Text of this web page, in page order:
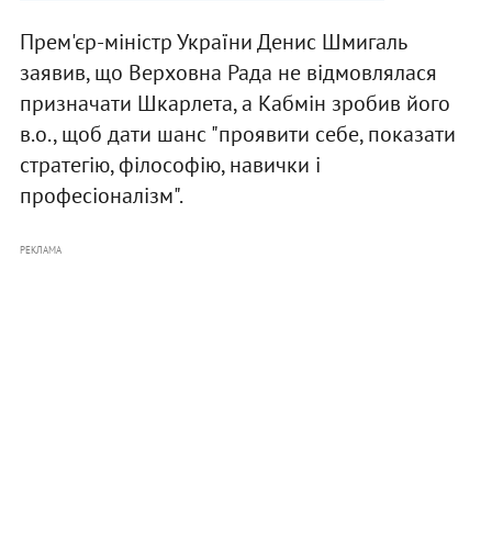
Прем'єр-міністр України Денис Шмигаль
заявив, що Верховна Рада не відмовлялася
призначати Шкарлета, а Кабмін зробив його
в.о., щоб дати шанс "проявити себе, показати
стратегію, філософію, навички і
професіоналізм".
РЕКЛАМА